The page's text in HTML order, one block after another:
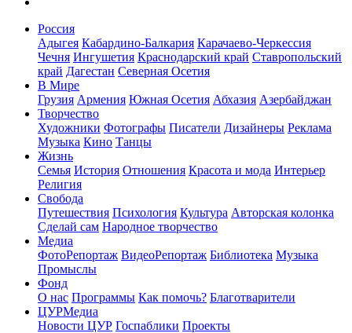
Россия
Адыгея Кабардино-Балкария Карачаево-Черкессия
Чечня Ингушетия Краснодарский край Ставропольский
край Дагестан Северная Осетия
В Мире
Грузия Армения Южная Осетия Абхазия Азербайджан
Творчество
Художники Фотографы Писатели Дизайнеры Реклама
Музыка Кино Танцы
Жизнь
Семья История Отношения Красота и мода Интерьер
Религия
Свобода
Путешествия Психология Культура Авторская колонка
Сделай сам Народное творчество
Медиа
ФотоРепортаж ВидеоРепортаж Библиотека Музыка
Промыслы
Фонд
О нас Программы Как помочь? Благотварители
ЦУРМедиа
Новости ЦУР Госпаблики Проекты